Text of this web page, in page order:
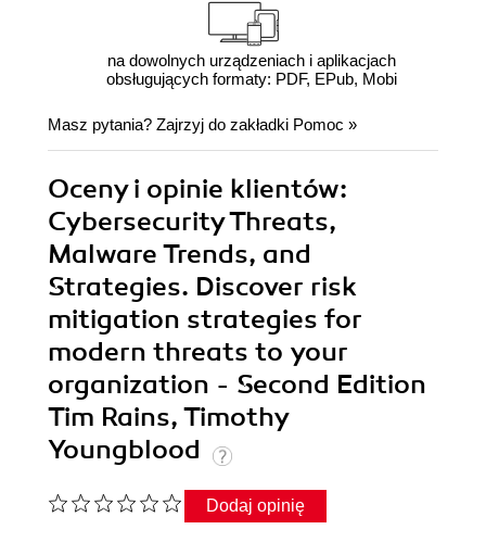
na dowolnych urządzeniach i aplikacjach
obsługujących formaty: PDF, EPub, Mobi
Masz pytania? Zajrzyj do zakładki Pomoc »
Oceny i opinie klientów:
Cybersecurity Threats,
Malware Trends, and
Strategies. Discover risk
mitigation strategies for
modern threats to your
organization - Second Edition
Tim Rains, Timothy
Youngblood
Dodaj opinię